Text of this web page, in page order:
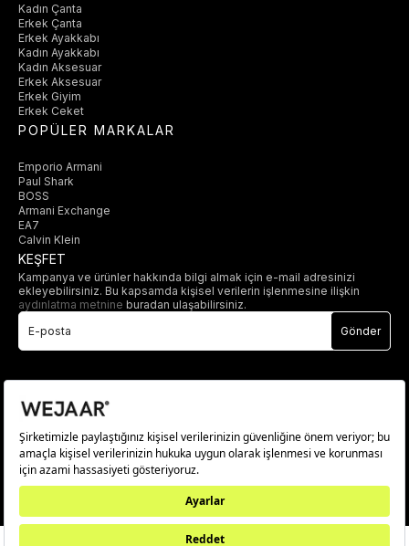
Kadın Çanta
Erkek Çanta
Erkek Ayakkabı
Kadın Ayakkabı
Kadın Aksesuar
Erkek Aksesuar
Erkek Giyim
Erkek Ceket
POPÜLER MARKALAR
Emporio Armani
Paul Shark
BOSS
Armani Exchange
EA7
Calvin Klein
KEŞFET
Kampanya ve ürünler hakkında bilgi almak için e-mail adresinizi
ekleyebilirsiniz. Bu kapsamda kişisel verilerin işlenmesine ilişkin
aydınlatma metnine buradan ulaşabilirsiniz.
Gönder
© 2025 wejaar.com.tr. tüm hakları saklıdır.